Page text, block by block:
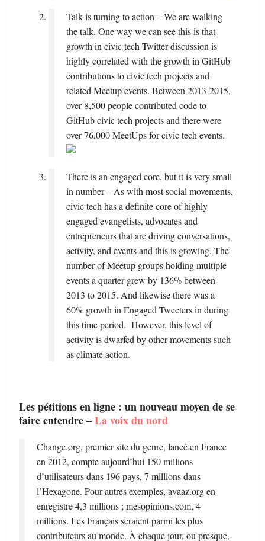
Talk is turning to action – We are walking
the talk. One way we can see this is that
growth in civic tech Twitter discussion is
highly correlated with the growth in GitHub
contributions to civic tech projects and
related Meetup events. Between 2013-2015,
over 8,500 people contributed code to
GitHub civic tech projects and there were
over 76,000 MeetUps for civic tech events.
There is an engaged core, but it is very small
in number – As with most social movements,
civic tech has a definite core of highly
engaged evangelists, advocates and
entrepreneurs that are driving conversations,
activity, and events and this is growing. The
number of Meetup groups holding multiple
events a quarter grew by 136% between
2013 to 2015. And likewise there was a
60% growth in Engaged Tweeters in during
this time period. However, this level of
activity is dwarfed by other movements such
as climate action.
Les pétitions en ligne : un nouveau moyen de se
faire entendre –La voix du nord
Change.org, premier site du genre, lancé en France
en 2012, compte aujourd’hui 150 millions
d’utilisateurs dans 196 pays, 7 millions dans
l’Hexagone. Pour autres exemples, avaaz.org en
enregistre 4,3 millions ; mesopinions.com, 4
millions. Les Français seraient parmi les plus
contributeurs au monde. À chaque jour, ou presque,